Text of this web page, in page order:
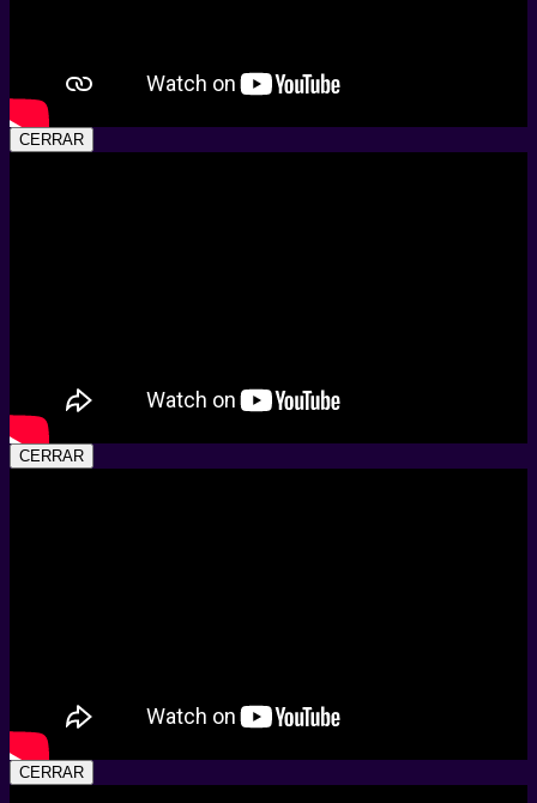
CERRAR
CERRAR
CERRAR